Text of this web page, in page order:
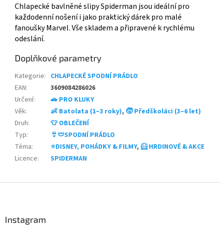
Chlapecké bavlněné slipy Spiderman jsou ideální pro
každodenní nošení i jako praktický dárek pro malé
fanoušky Marvel. Vše skladem a připravené k rychlému
odeslání.
Doplňkové parametry
Kategorie: CHLAPECKÉ SPODNÍ PRÁDLO
EAN:
3609084286026
Určení:
🚗 PRO KLUKY
Věk: 👶 Batolata (1–3 roky), 🧒 Předškoláci (3–6 let)
Druh:
👕 OBLEČENÍ
Typ:
👙🩲SPODNÍ PRÁDLO
Téma: ⭐DISNEY, POHÁDKY & FILMY, 🦸 HRDINOVÉ & AKCE
Licence: SPIDERMAN
Instagram